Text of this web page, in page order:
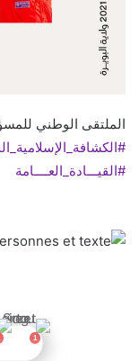
الملتقى الوطني
#القيـــادة_العــــامة